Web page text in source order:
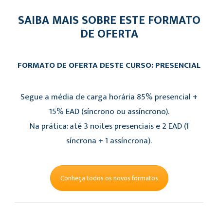
SAIBA MAIS SOBRE ESTE FORMATO
DE OFERTA
FORMATO DE OFERTA DESTE CURSO: PRESENCIAL
Segue a média de carga horária 85% presencial +
15% EAD (síncrono ou assíncrono).
Na prática: até 3 noites presenciais e 2 EAD (1
síncrona + 1 assíncrona).
Conheça todos os novos formatos